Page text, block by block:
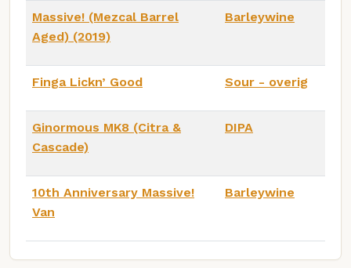
Massive! (Mezcal Barrel
Aged) (2019)
Barleywine
Finga Lickn’ Good Sour - overig
Ginormous MK8 (Citra &
Cascade)
DIPA
10th Anniversary Massive!
Van
Barleywine